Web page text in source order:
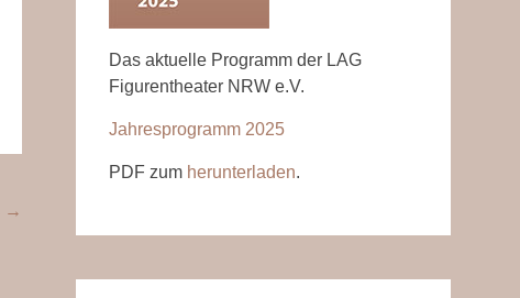
→
Das aktuelle Programm der LAG
Figurentheater NRW e.V.
Jahresprogramm 2025
PDF zum herunterladen.